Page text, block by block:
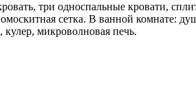
три односпальные кровати,
сетка. В ванной комнате:
микроволновая печь.